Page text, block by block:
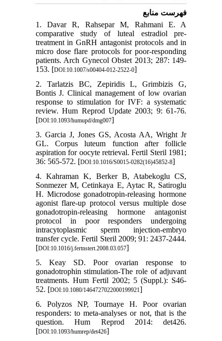
فهرست منابع
1. Davar R, Rahsepar M, Rahmani E. A
comparative study of luteal estradiol pre-
treatment in GnRH antagonist protocols and in
micro dose flare protocols for poor-responding
patients. Arch Gynecol Obstet 2013; 287: 149-
153. [DOI:10.1007/s00404-012-2522-0]
2. Tarlatzis BC, Zepiridis L, Grimbizis G,
Bontis J. Clinical management of low ovarian
response to stimulation for IVF: a systematic
review. Hum Reprod Update 2003; 9: 61-76.
[DOI:10.1093/humupd/dmg007]
3. Garcia J, Jones GS, Acosta AA, Wright Jr
GL. Corpus luteum function after follicle
aspiration for oocyte retrieval. Fertil Steril 1981;
36: 565-572. [DOI:10.1016/S0015-0282(16)45852-8]
4. Kahraman K, Berker B, Atabekoglu CS,
Sonmezer M, Cetinkaya E, Aytac R, Satiroglu
H. Microdose gonadotropin-releasing hormone
agonist flare-up protocol versus multiple dose
gonadotropin-releasing hormone antagonist
protocol in poor responders undergoing
intracytoplasmic sperm injection-embryo
transfer cycle. Fertil Steril 2009; 91: 2437-2444.
[DOI:10.1016/j.fertnstert.2008.03.057]
5. Keay SD. Poor ovarian response to
gonadotrophin stimulation-The role of adjuvant
treatments. Hum Fertil 2002; 5 (Suppl.): S46-
52. [DOI:10.1080/1464727022000199921]
6. Polyzos NP, Tournaye H. Poor ovarian
responders: to meta-analyses or not, that is the
question. Hum Reprod 2014: det426.
[DOI:10.1093/humrep/det426]